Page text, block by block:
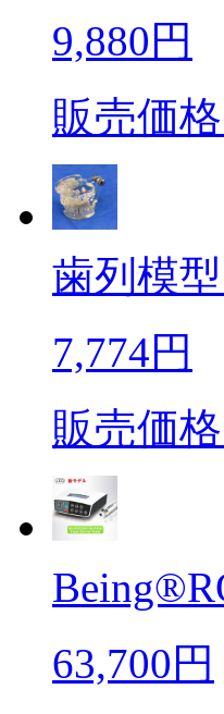
9,880円
販売価
歯列模
7,774円
販売価
63,700円